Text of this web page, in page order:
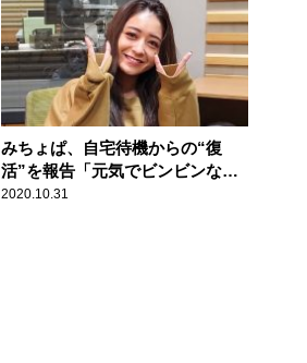
みちょぱ、自宅待機からの“復
活”を報告「元気でビンビンなん
で。ちょっと挽回していこうかな
2020.10.31